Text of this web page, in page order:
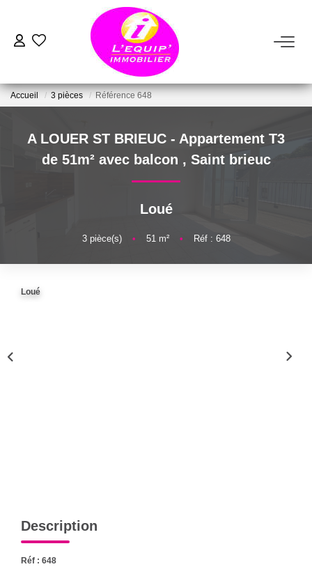
ACHETER
ESTIMER
FAIRE GÉRER
Accueil 3 pièces Référence 648
A LOUER ST BRIEUC - Appartement T3
de 51m² avec balcon , Saint brieuc
Loué
3pièce(s) • 51 m² • Réf : 648
Loué
Description
Réf : 648